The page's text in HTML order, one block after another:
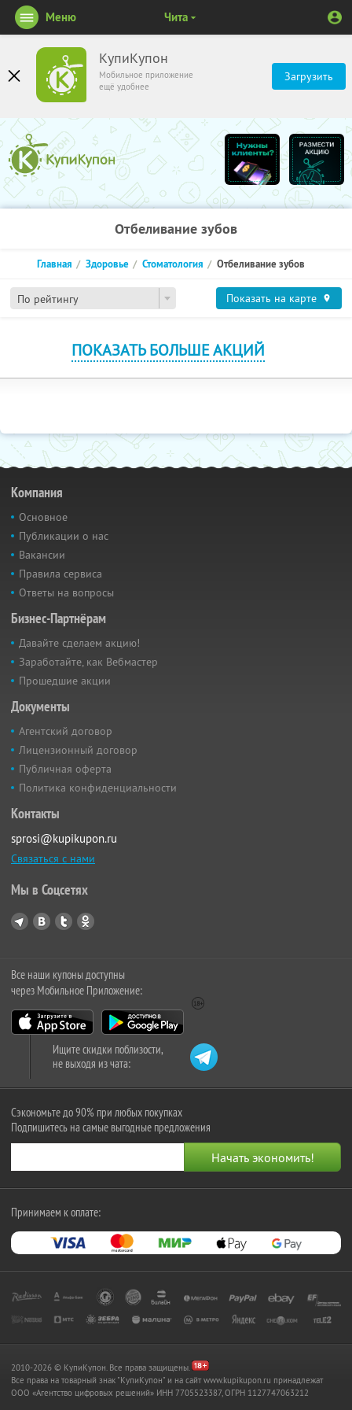
КупиКупон
Мобильное приложение
ещё удобнее
Загрузить
Меню Чита
Отбеливание зубов
По рейтингу
Главная Здоровье Стоматология Отбеливание зубов
Показать на карте
ПОКАЗАТЬ БОЛЬШЕ АКЦИЙ
Компания
Основное
Публикации о нас
Вакансии
Правила сервиса
Ответы на вопросы
Бизнес-Партнёрам
Давайте сделаем акцию!
Заработайте, как Вебмастер
Прошедшие акции
Документы
Агентский договор
Лицензионный договор
Публичная оферта
Политика конфиденциальности
Контакты
sprosi@kupikupon.ru
Связаться с нами
Мы в Соцсетях
Все наши купоны доступны
через Мобильное Приложение:
Ищите скидки поблизости,
не выходя из чата:
Сэкономьте до 90% при любых покупках
Подпишитесь на самые выгодные предложения
Принимаем к оплате:
2010-2026 © КупиКупон. Все права защищены.
Все права на товарный знак "КупиКупон" и на сайт www.kupikupon.ru принадлежат
OOO «Агентство цифровых решений» ИНН 7705523387, ОГРН 1127747063212